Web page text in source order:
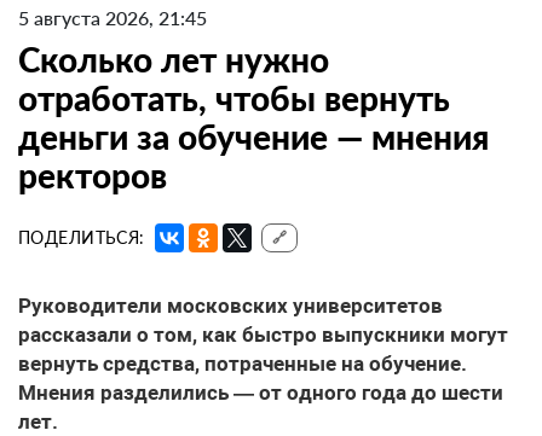
5 августа 2026, 21:45
Сколько лет нужно
отработать, чтобы вернуть
деньги за обучение — мнения
ректоров
ПОДЕЛИТЬСЯ: 🔗
Руководители московских университетов
рассказали о том, как быстро выпускники могут
вернуть средства, потраченные на обучение.
Мнения разделились — от одного года до шести
лет.